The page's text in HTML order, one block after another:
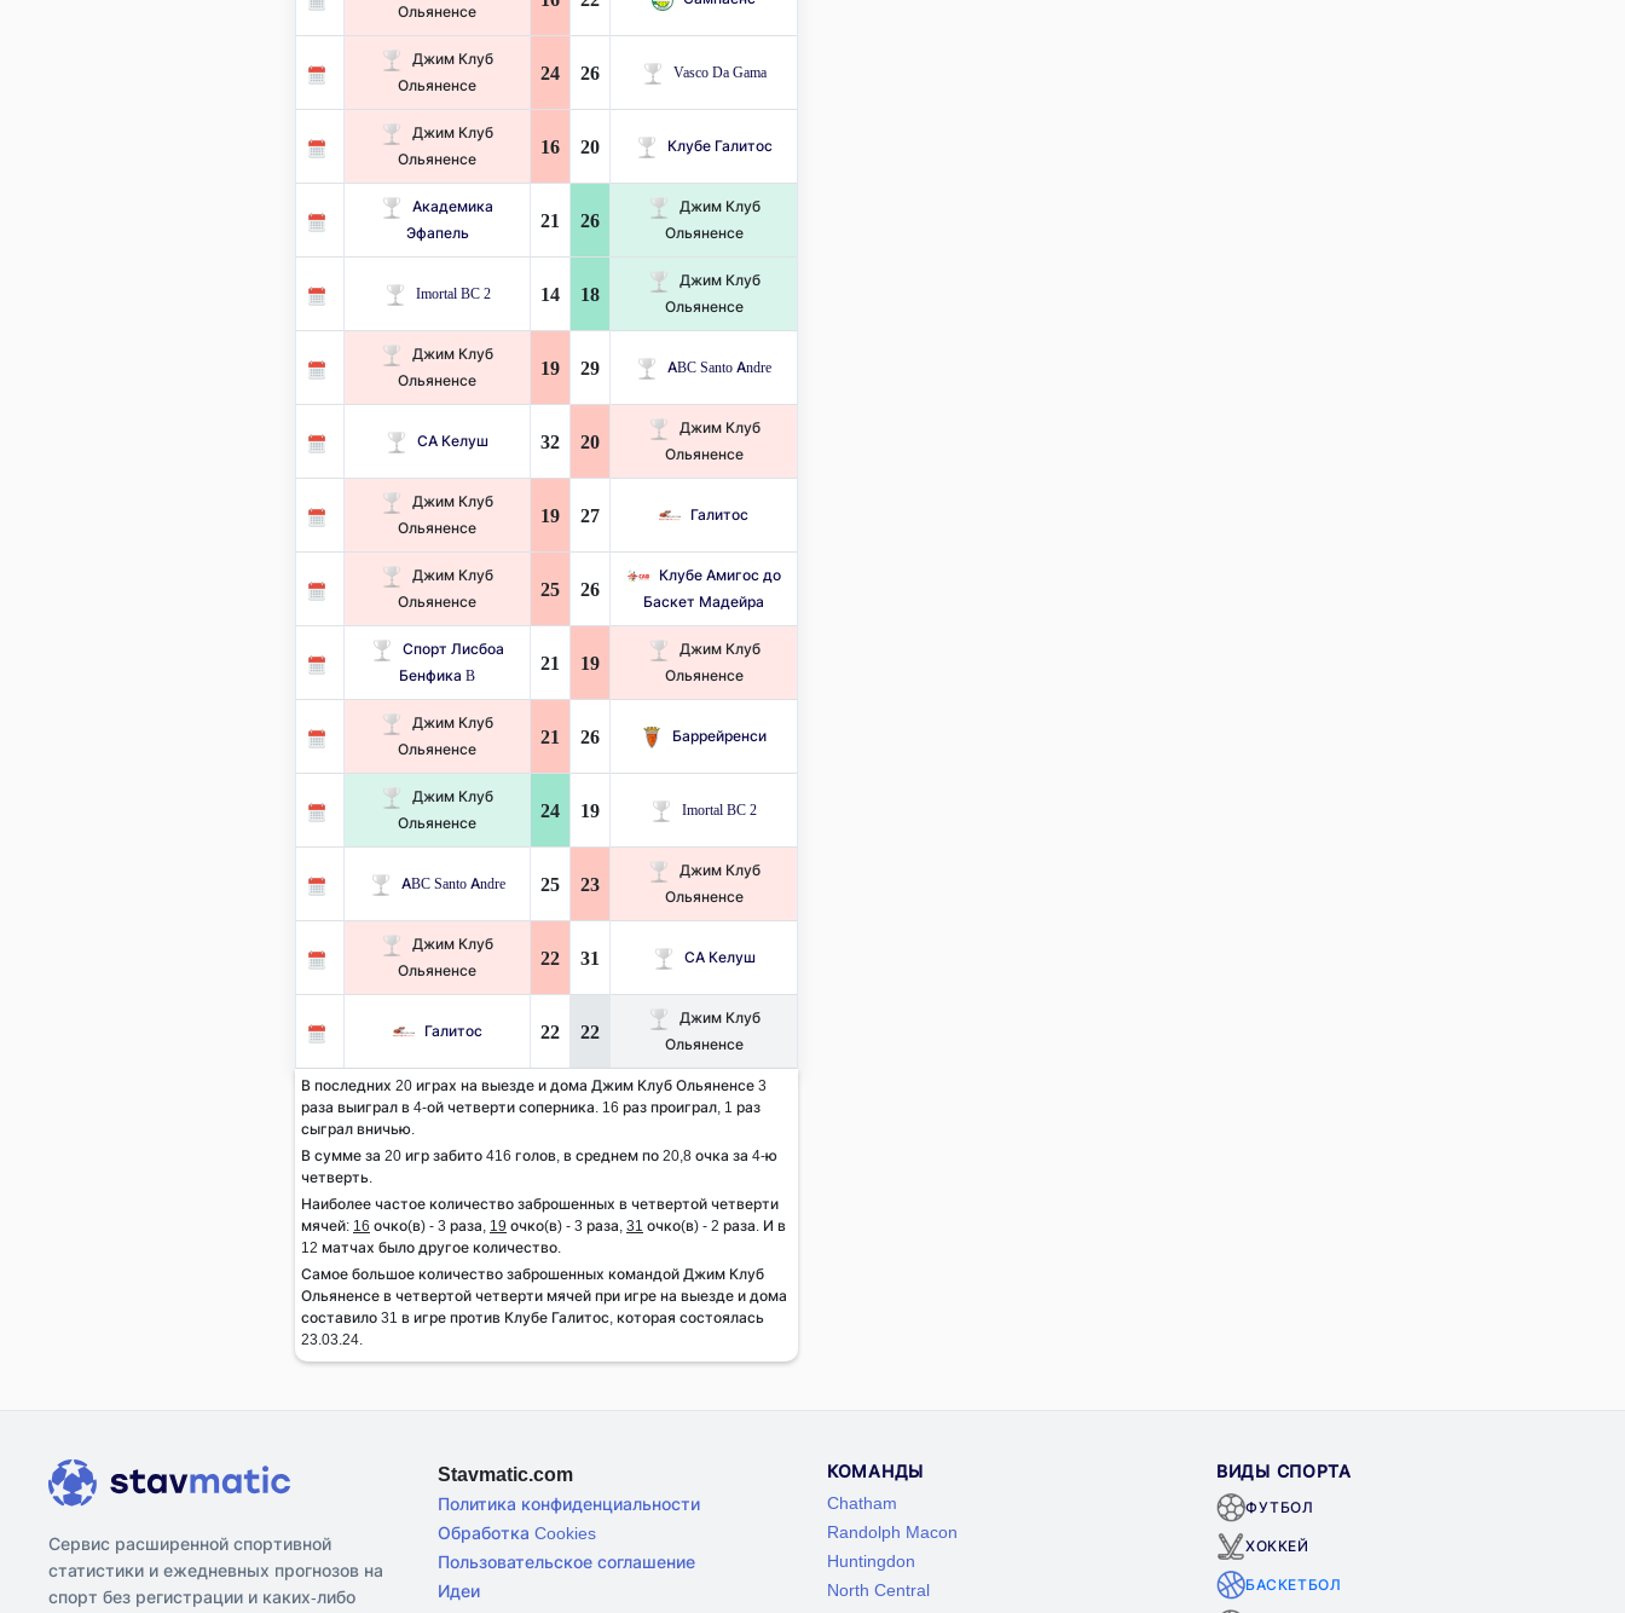
Ольяненсе
Джим Клуб
Ольяненсе
24 26 Vasco Da Gama
Джим Клуб
Ольяненсе
16 20 Клубе Галитос
Академика
Эфапель
21 26
Джим Клуб
Ольяненсе
Imortal BC 2 14 18
Джим Клуб
Ольяненсе
Джим Клуб
Ольяненсе
19 29 ABC Santo Andre
СА Келуш 32 20
Джим Клуб
Ольяненсе
Джим Клуб
Ольяненсе
19 27 Галитос
Джим Клуб
Ольяненсе
25 26
Клубе Амигос до
Баскет Мадейра
Спорт Лисбоа
Бенфика B
21 19
Джим Клуб
Ольяненсе
Джим Клуб
Ольяненсе
21 26 Баррейренси
Джим Клуб
Ольяненсе
24 19 Imortal BC 2
ABC Santo Andre 25 23
Джим Клуб
Ольяненсе
Джим Клуб
Ольяненсе
22 31 СА Келуш
Галитос 22 22
Джим Клуб
Ольяненсе
В последних 20 играх на выезде и дома Джим Клуб Ольяненсе 3
раза выиграл в 4-ой четверти соперника. 16 раз проиграл, 1 раз
сыграл вничью.
В сумме за 20 игр забито 416 голов, в среднем по 20,8 очка за 4-ю
четверть.
Наиболее частое количество заброшенных в четвертой четверти
мячей: 16 очко(в) - 3 раза, 19 очко(в) - 3 раза, 31 очко(в) - 2 раза. И в
12 матчах было другое количество.
Самое большое количество заброшенных командой Джим Клуб
Ольяненсе в четвертой четверти мячей при игре на выезде и дома
составило 31 в игре против Клубе Галитос, которая состоялась
23.03.24.
Сервис расширенной спортивной
статистики и ежедневных прогнозов на
спорт без регистрации и каких-либо
Stavmatic.com
Политика конфиденциальности
Обработка Cookies
Пользовательское соглашение
Идеи
КОМАНДЫ
Chatham
Randolph Macon
Huntingdon
North Central
ВИДЫ СПОРТА
ФУТБОЛ
ХОККЕЙ
БАСКЕТБОЛ